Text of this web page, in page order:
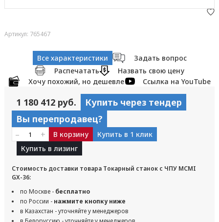
Артикул: 765467
Все характеристики
Задать вопрос
Распечатать
Назвать свою цену
Хочу похожий, но дешевле
Ссылка на YouTube
1 180 412 руб.
Купить через тендер
Вы перепродавец?
– + В корзину
Купить в 1 клик
Купить в лизинг
Стоимость доставки товара Токарный станок с ЧПУ MCMI
GX-36:
по Москве - бесплатно
по России - нажмите кнопку ниже
в Казахстан - уточняйте у менеджеров